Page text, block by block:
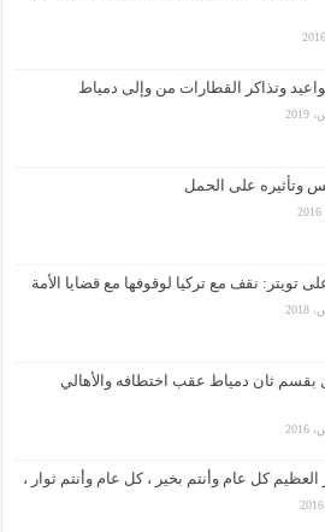
وتذاكر القطارات من وإلى دمياط
وتأثيره على الحمل
تويتر: نقف مع تركيا لوقوفها مع قضايا الأمة
بقسم ثان دمياط عقب اختطافه والأهالي
كل عام وأنتم بخير ، كل عام وأنتم ثوار ،